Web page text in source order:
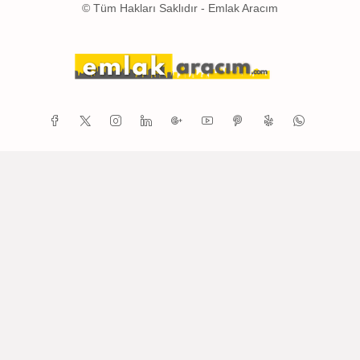
© Tüm Hakları Saklıdır - Emlak Aracım